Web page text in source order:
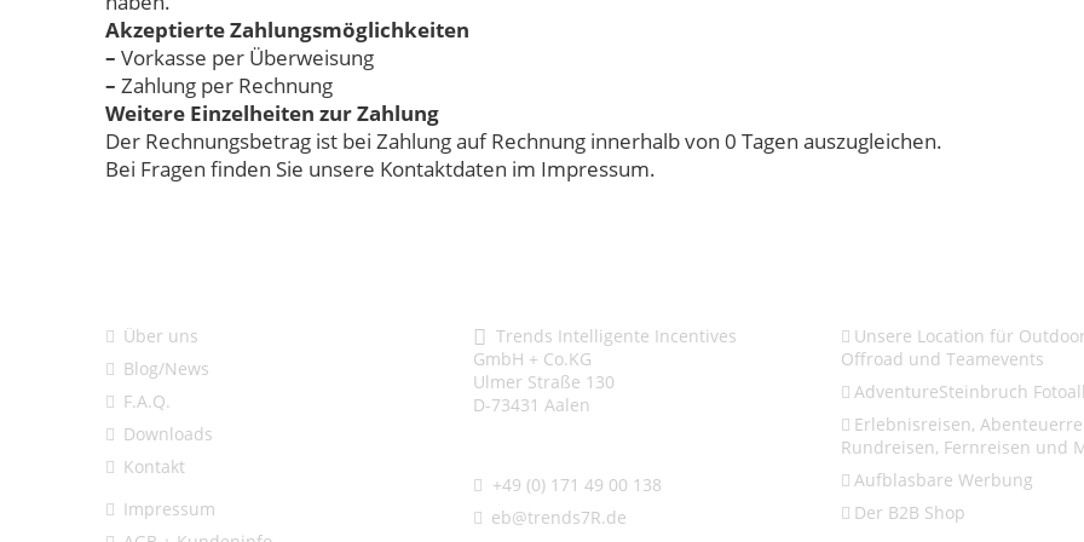
Akzeptierte Zahlungsmöglichkeiten
– Vorkasse per Überweisung
– Zahlung per Rechnung
Weitere Einzelheiten zur Zahlung
Der Rechnungsbetrag ist bei Zahlung auf Rechnung innerhalb von 0 Tagen auszugleichen.
Bei Fragen finden Sie unsere Kontaktdaten im Impressum.
Über uns
Blog/News
F.A.Q.
Downloads
Kontakt
Impressum
Trends Intelligente Incentives
GmbH + Co.KG
Ulmer Straße 130
D-73431 Aalen
+49 (0) 171 49 00 138
eb@trends7R.de
Unsere Location für
Offroad und Teamevents
AdventureSteinbruch
Erlebnisreisen,
Rundreisen, Fernreisen und
Aufblasbare Werbung
Der B2B Shop